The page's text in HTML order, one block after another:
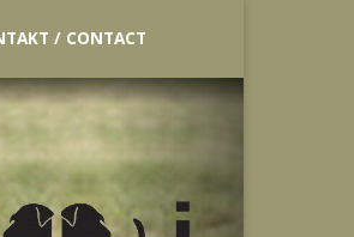
/ CONTACT